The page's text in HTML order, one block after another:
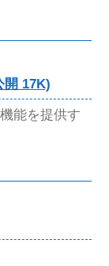
開 17K)
能を提供す